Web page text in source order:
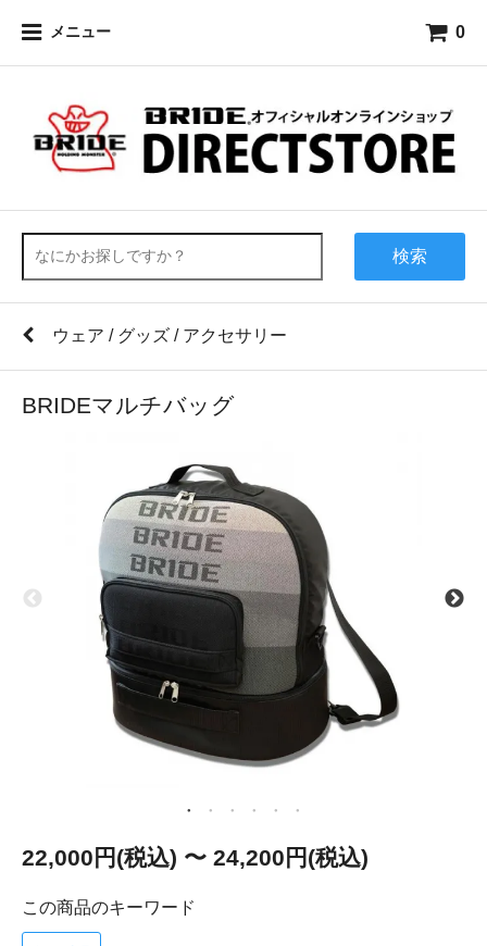
メニュー 0
検索
ウェア / グッズ / アクセサリー
BRIDEマルチバッグ
22,000円(税込) 〜 24,200円(税込)
この商品のキーワード